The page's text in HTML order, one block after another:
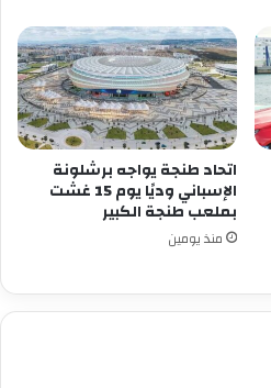
اتحاد طنجة يواجه برشلونة
الإسباني وديًا يوم 15 غشت
بملعب طنجة الكبير
منذ يومين